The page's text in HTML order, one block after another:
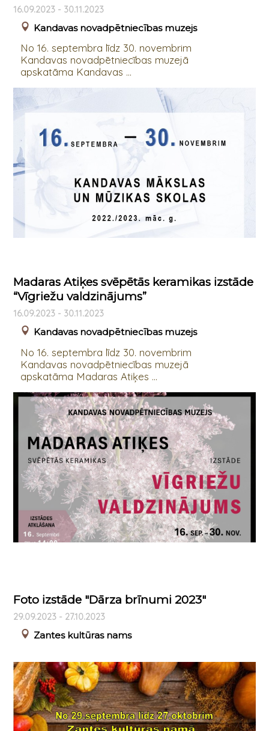
16.09.2023 - 30.11.2023
Kandavas novadpētniecības muzejs
No 16. septembra līdz 30. novembrim
Kandavas novadpētniecības muzejā
apskatāma Kandavas ...
Madaras Atiķes svēpētās keramikas izstāde
“Vīgriežu valdzinājums”
16.09.2023 - 30.11.2023
Kandavas novadpētniecības muzejs
No 16. septembra līdz 30. novembrim
Kandavas novadpētniecības muzejā
apskatāma Madaras Atiķes ...
Foto izstāde "Dārza brīnumi 2023"
29.09.2023 - 27.10.2023
Zantes kultūras nams